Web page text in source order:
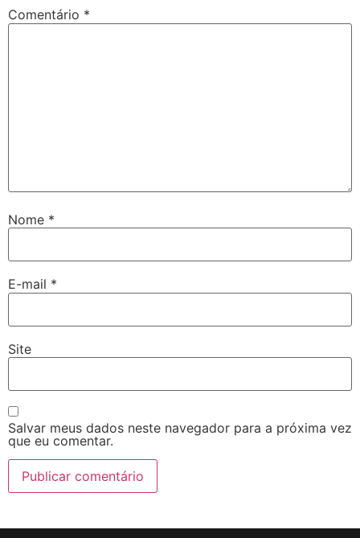
Comentário *
Nome *
E-mail *
Site
Salvar meus dados neste navegador para a próxima vez
que eu comentar.